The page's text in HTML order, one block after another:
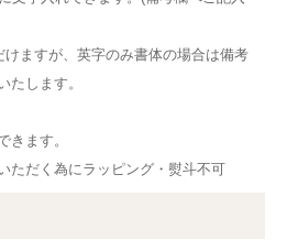
ますが、英字のみ書体の場合は備考
たします。
きます。
ただく為にラッピング・熨斗不可